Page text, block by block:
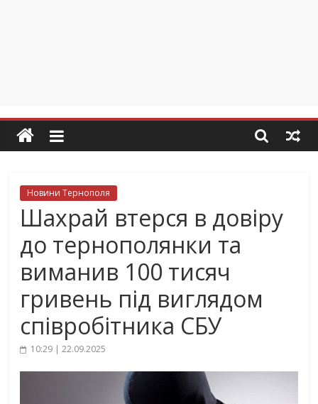
Новини Тернополя
Шахрай втерся в довіру
до тернополянки та
виманив 100 тисяч
гривень під виглядом
співробітника СБУ
10:29 | 22.09.2025